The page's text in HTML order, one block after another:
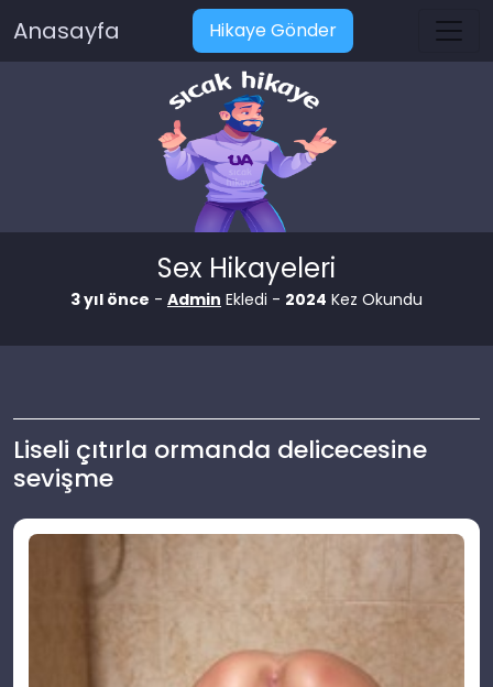
Anasayfa Hikaye Gönder
Sex Hikayeleri
3 yıl önce - Admin Ekledi - 2024 Kez Okundu
Liseli çıtırla ormanda delicecesine
sevişme